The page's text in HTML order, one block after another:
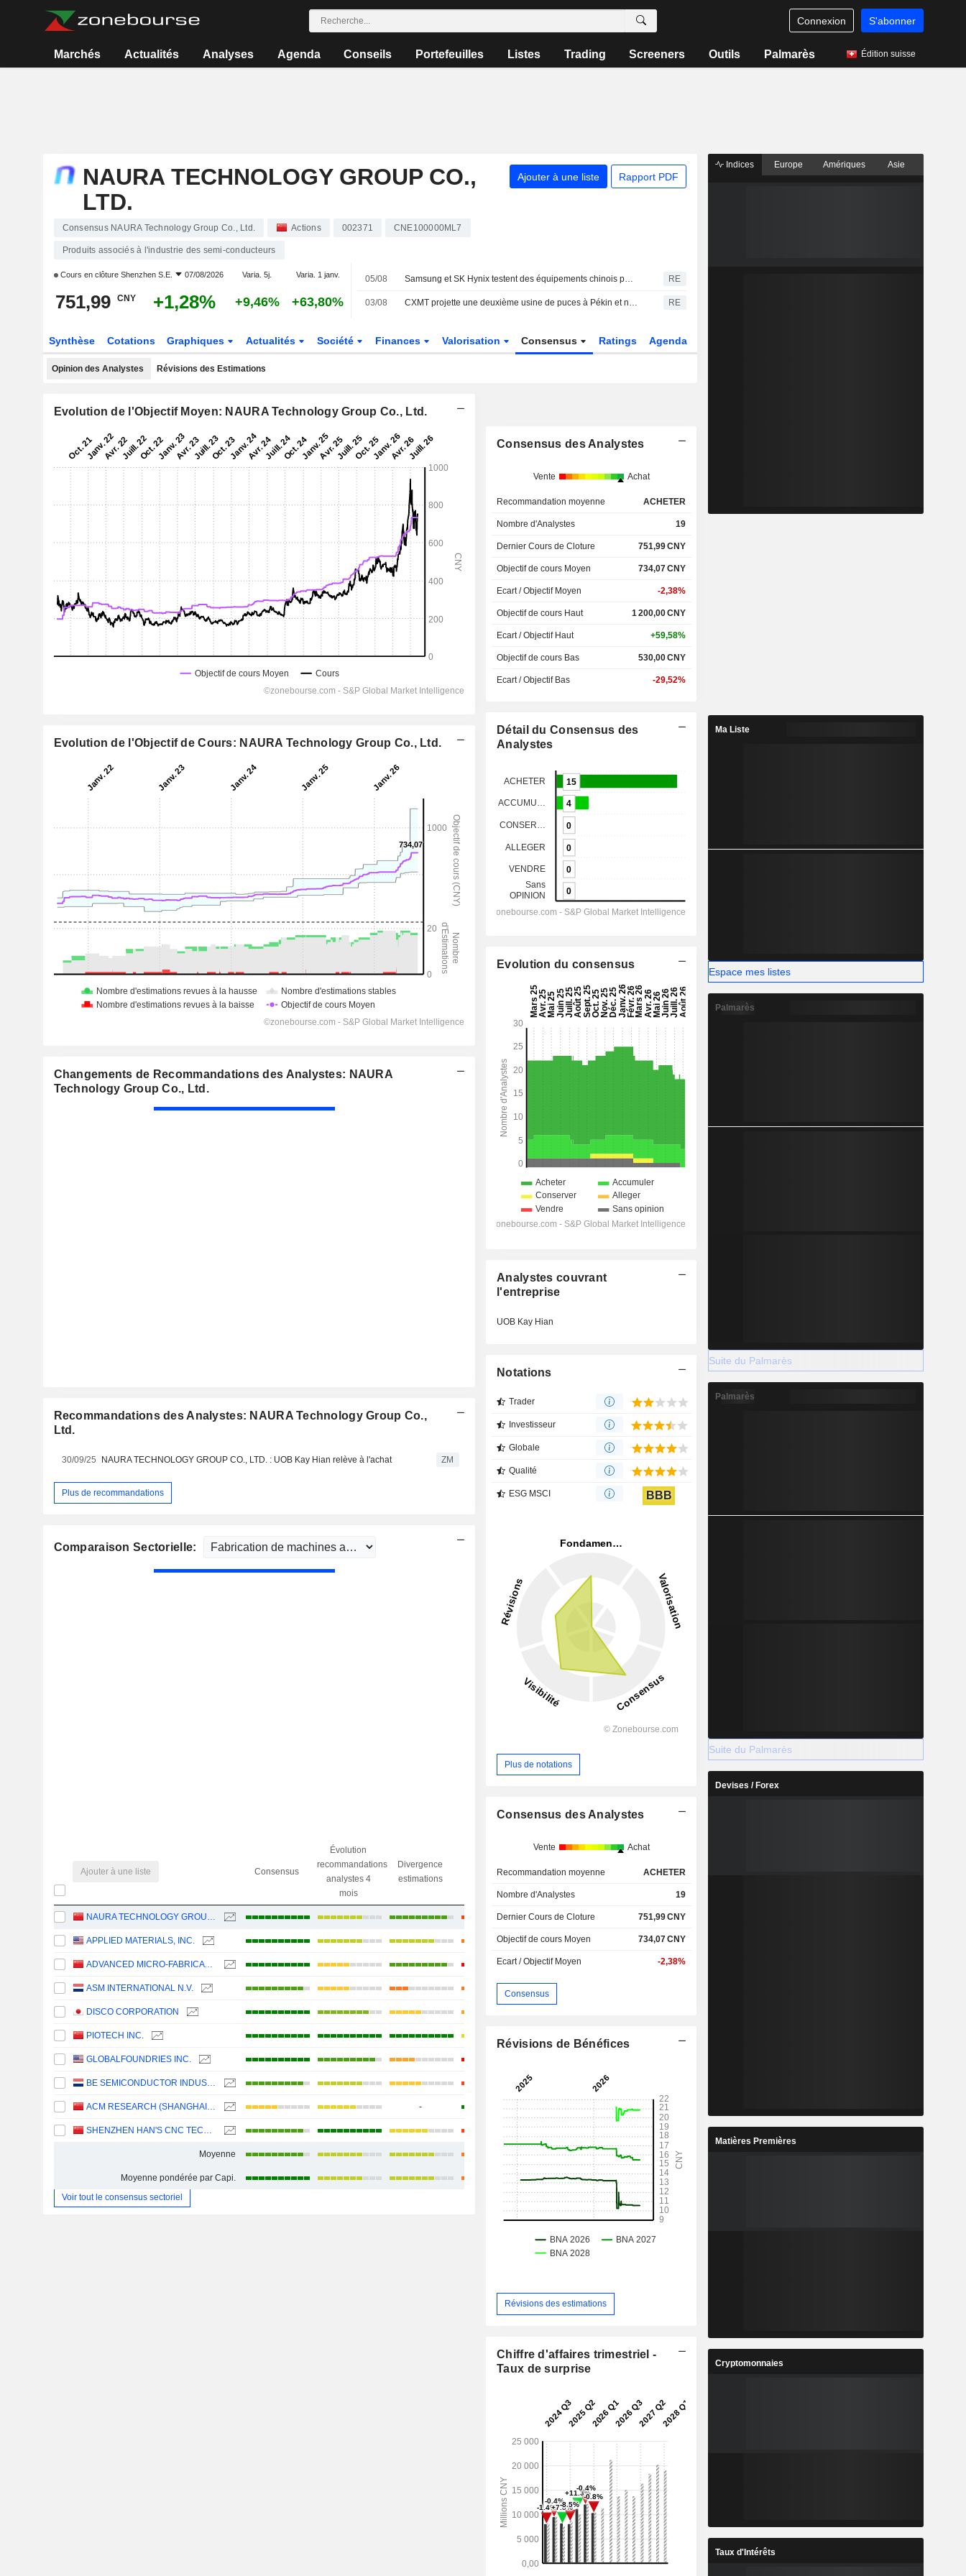
Connexion S'abonner
Marchés Actualités Analyses Agenda Conseils Portefeuilles Listes Trading Screeners Outils Palmarès Édition suisse
NAURA TECHNOLOGY GROUP CO.,
LTD.
Ajouter à une liste Rapport PDF
Consensus NAURA Technology Group Co., Ltd. Actions 002371 CNE100000ML7
Produits associés à l'industrie des semi-conducteurs
Cours en clôture Shenzhen S.E. 07/08/2026 Varia. 5j. Varia. 1 janv.
751,99 CNY +1,28% +9,46% +63,80%
05/08 Samsung et SK Hynix testent des équipements chinois pour se prémunir des risques liés aux États-Unis RE
03/08 CXMT projette une deuxième usine de puces à Pékin et négocie son financement, selon des sources RE
Synthèse Cotations Graphiques Actualités Société Finances Valorisation Consensus Ratings Agenda
Opinion des Analystes Révisions des Estimations
Evolution de l'Objectif Moyen: NAURA Technology Group Co., Ltd.
Evolution de l'Objectif de Cours: NAURA Technology Group Co., Ltd.
Changements de Recommandations des Analystes: NAURA
Technology Group Co., Ltd.
Recommandations des Analystes: NAURA Technology Group Co.,
Ltd.
30/09/25 NAURA TECHNOLOGY GROUP CO., LTD. : UOB Kay Hian relève à l'achat ZM
Plus de recommandations
Comparaison Sectorielle:
Ajouter à une liste Consensus
Évolution
recommandations
analystes 4
mois
Divergence
estimations
objectif
NAURA TECHNOLOGY GROUP CO., LTD. -1,14%
APPLIED MATERIALS, INC. +19,26%
ADVANCED MICRO-FABRICATION EQUIPMENT INC. CHINA -5,48%
ASM INTERNATIONAL N.V.
DISCO CORPORATION
PIOTECH INC.
GLOBALFOUNDRIES INC.
BE SEMICONDUCTOR INDUSTRIES N.V.
ACM RESEARCH (SHANGHAI), INC. - -9,53%
SHENZHEN HAN'S CNC TECHNOLOGY CO., LTD. +14,12%
Moyenne +15,20%
Moyenne pondérée par Capi.
+16,33%
Voir tout le consensus sectoriel
Consensus des Analystes
Vente Achat
Recommandation moyenne ACHETER
Nombre d'Analystes 19
Dernier Cours de Cloture 751,99CNY
Objectif de cours Moyen 734,07CNY
Ecart / Objectif Moyen -2,38%
Objectif de cours Haut 1 200,00CNY
Ecart / Objectif Haut +59,58%
Objectif de cours Bas 530,00CNY
Ecart / Objectif Bas -29,52%
Détail du Consensus des
Analystes
Evolution du consensus
Analystes couvrant
l'entreprise
UOB Kay Hian
Notations
Trader
Investisseur
Globale
Qualité
ESG MSCI BBB
Plus de notations
Consensus des Analystes
Vente Achat
Recommandation moyenne ACHETER
Nombre d'Analystes 19
Dernier Cours de Cloture 751,99CNY
Objectif de cours Moyen 734,07CNY
Ecart / Objectif Moyen -2,38%
Consensus
Révisions de Bénéfices
Révisions des estimations
Chiffre d'affaires trimestriel -
Taux de surprise
Indices Europe Amériques Asie
Ma Liste
Espace mes listes
Palmarès
Suite du Palmarès
Palmarès
Suite du Palmarès
Devises / Forex
Matières Premières
Cryptomonnaies
Taux d'Intérêts